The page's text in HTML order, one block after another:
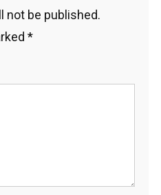
not be published.
*